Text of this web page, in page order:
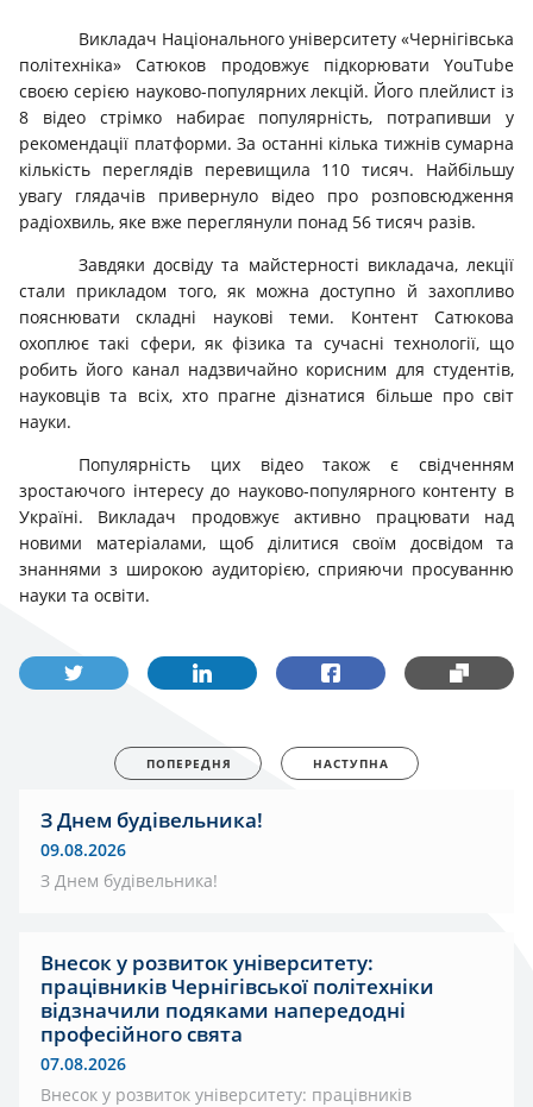
Викладач Національного університету «Чернігівська
політехніка» Сатюков продовжує підкорювати YouTube
своєю серією науково-популярних лекцій. Його плейлист із
8 відео стрімко набирає популярність, потрапивши у
рекомендації платформи. За останні кілька тижнів сумарна
кількість переглядів перевищила 110 тисяч. Найбільшу
увагу глядачів привернуло відео про розповсюдження
радіохвиль, яке вже переглянули понад 56 тисяч разів.
Завдяки досвіду та майстерності викладача, лекції
стали прикладом того, як можна доступно й захопливо
пояснювати складні наукові теми. Контент Сатюкова
охоплює такі сфери, як фізика та сучасні технології, що
робить його канал надзвичайно корисним для студентів,
науковців та всіх, хто прагне дізнатися більше про світ
науки.
Популярність цих відео також є свідченням
зростаючого інтересу до науково-популярного контенту в
Україні. Викладач продовжує активно працювати над
новими матеріалами, щоб ділитися своїм досвідом та
знаннями з широкою аудиторією, сприяючи просуванню
науки та освіти.
ПОПЕРЕДНЯ НАСТУПНА
З Днем будівельника!
09.08.2026
З Днем будівельника!
Внесок у розвиток університету:
працівників Чернігівської політехніки
відзначили подяками напередодні
професійного свята
07.08.2026
Внесок у розвиток університету: працівників